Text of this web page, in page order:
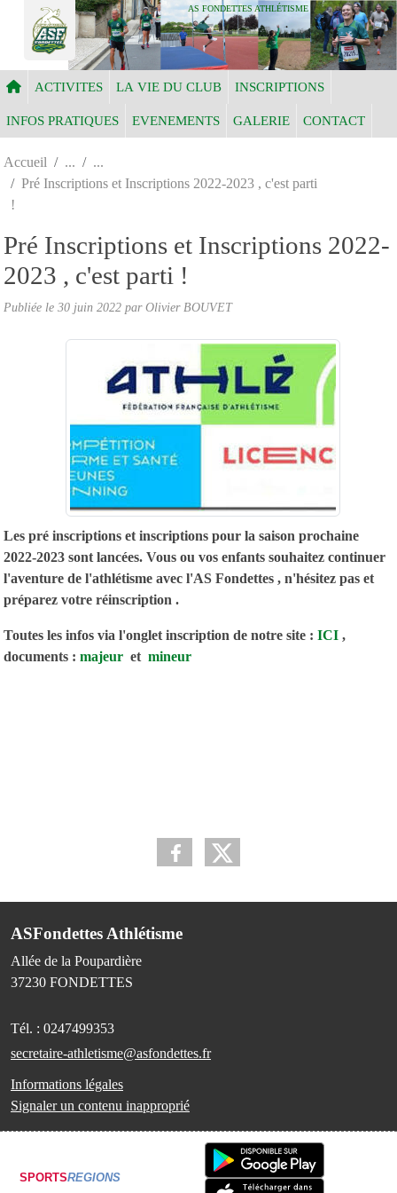
AS FONDETTES ATHLÉTISME
ACTIVITES LA VIE DU CLUB INSCRIPTIONS
INFOS PRATIQUES EVENEMENTS GALERIE CONTACT
Accueil
Pré Inscriptions et Inscriptions 2022-2023 , c'est parti
!
Pré Inscriptions et Inscriptions 2022-
2023 , c'est parti !
Publiée le 30 juin 2022 par Olivier BOUVET
Les pré inscriptions et inscriptions pour la saison prochaine
2022-2023 sont lancées. Vous ou vos enfants souhaitez continuer
l'aventure de l'athlétisme avec l'AS Fondettes , n'hésitez pas et
préparez votre réinscription .
Toutes les infos via l'onglet inscription de notre site : ICI ,
documents : majeur et mineur
ASFondettes Athlétisme
Allée de la Poupardière
37230 FONDETTES
Tél. : 0247499353
secretaire-athletisme@asfondettes.fr
Informations légales
Signaler un contenu inapproprié
SPORTSREGIONS
Panneau de gestion des cookies